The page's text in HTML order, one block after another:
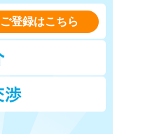
ご登録はこちら